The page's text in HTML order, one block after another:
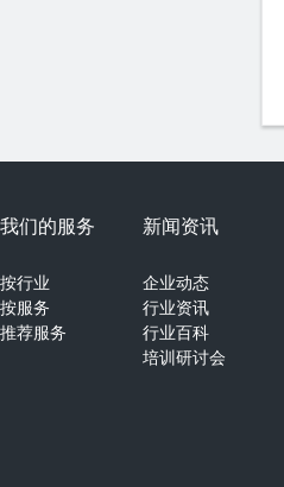
我们的服务
按行业
按服务
推荐服务
新闻资讯
企业动态
行业资讯
行业百科
培训研讨会